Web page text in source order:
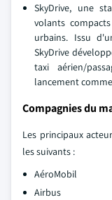
SkyDrive, une
volants
urbains. Issu
SkyDrive
taxi aérien/
lancement
Compagnies du
Les principaux
les suivants :
AéroMobil
Airbus